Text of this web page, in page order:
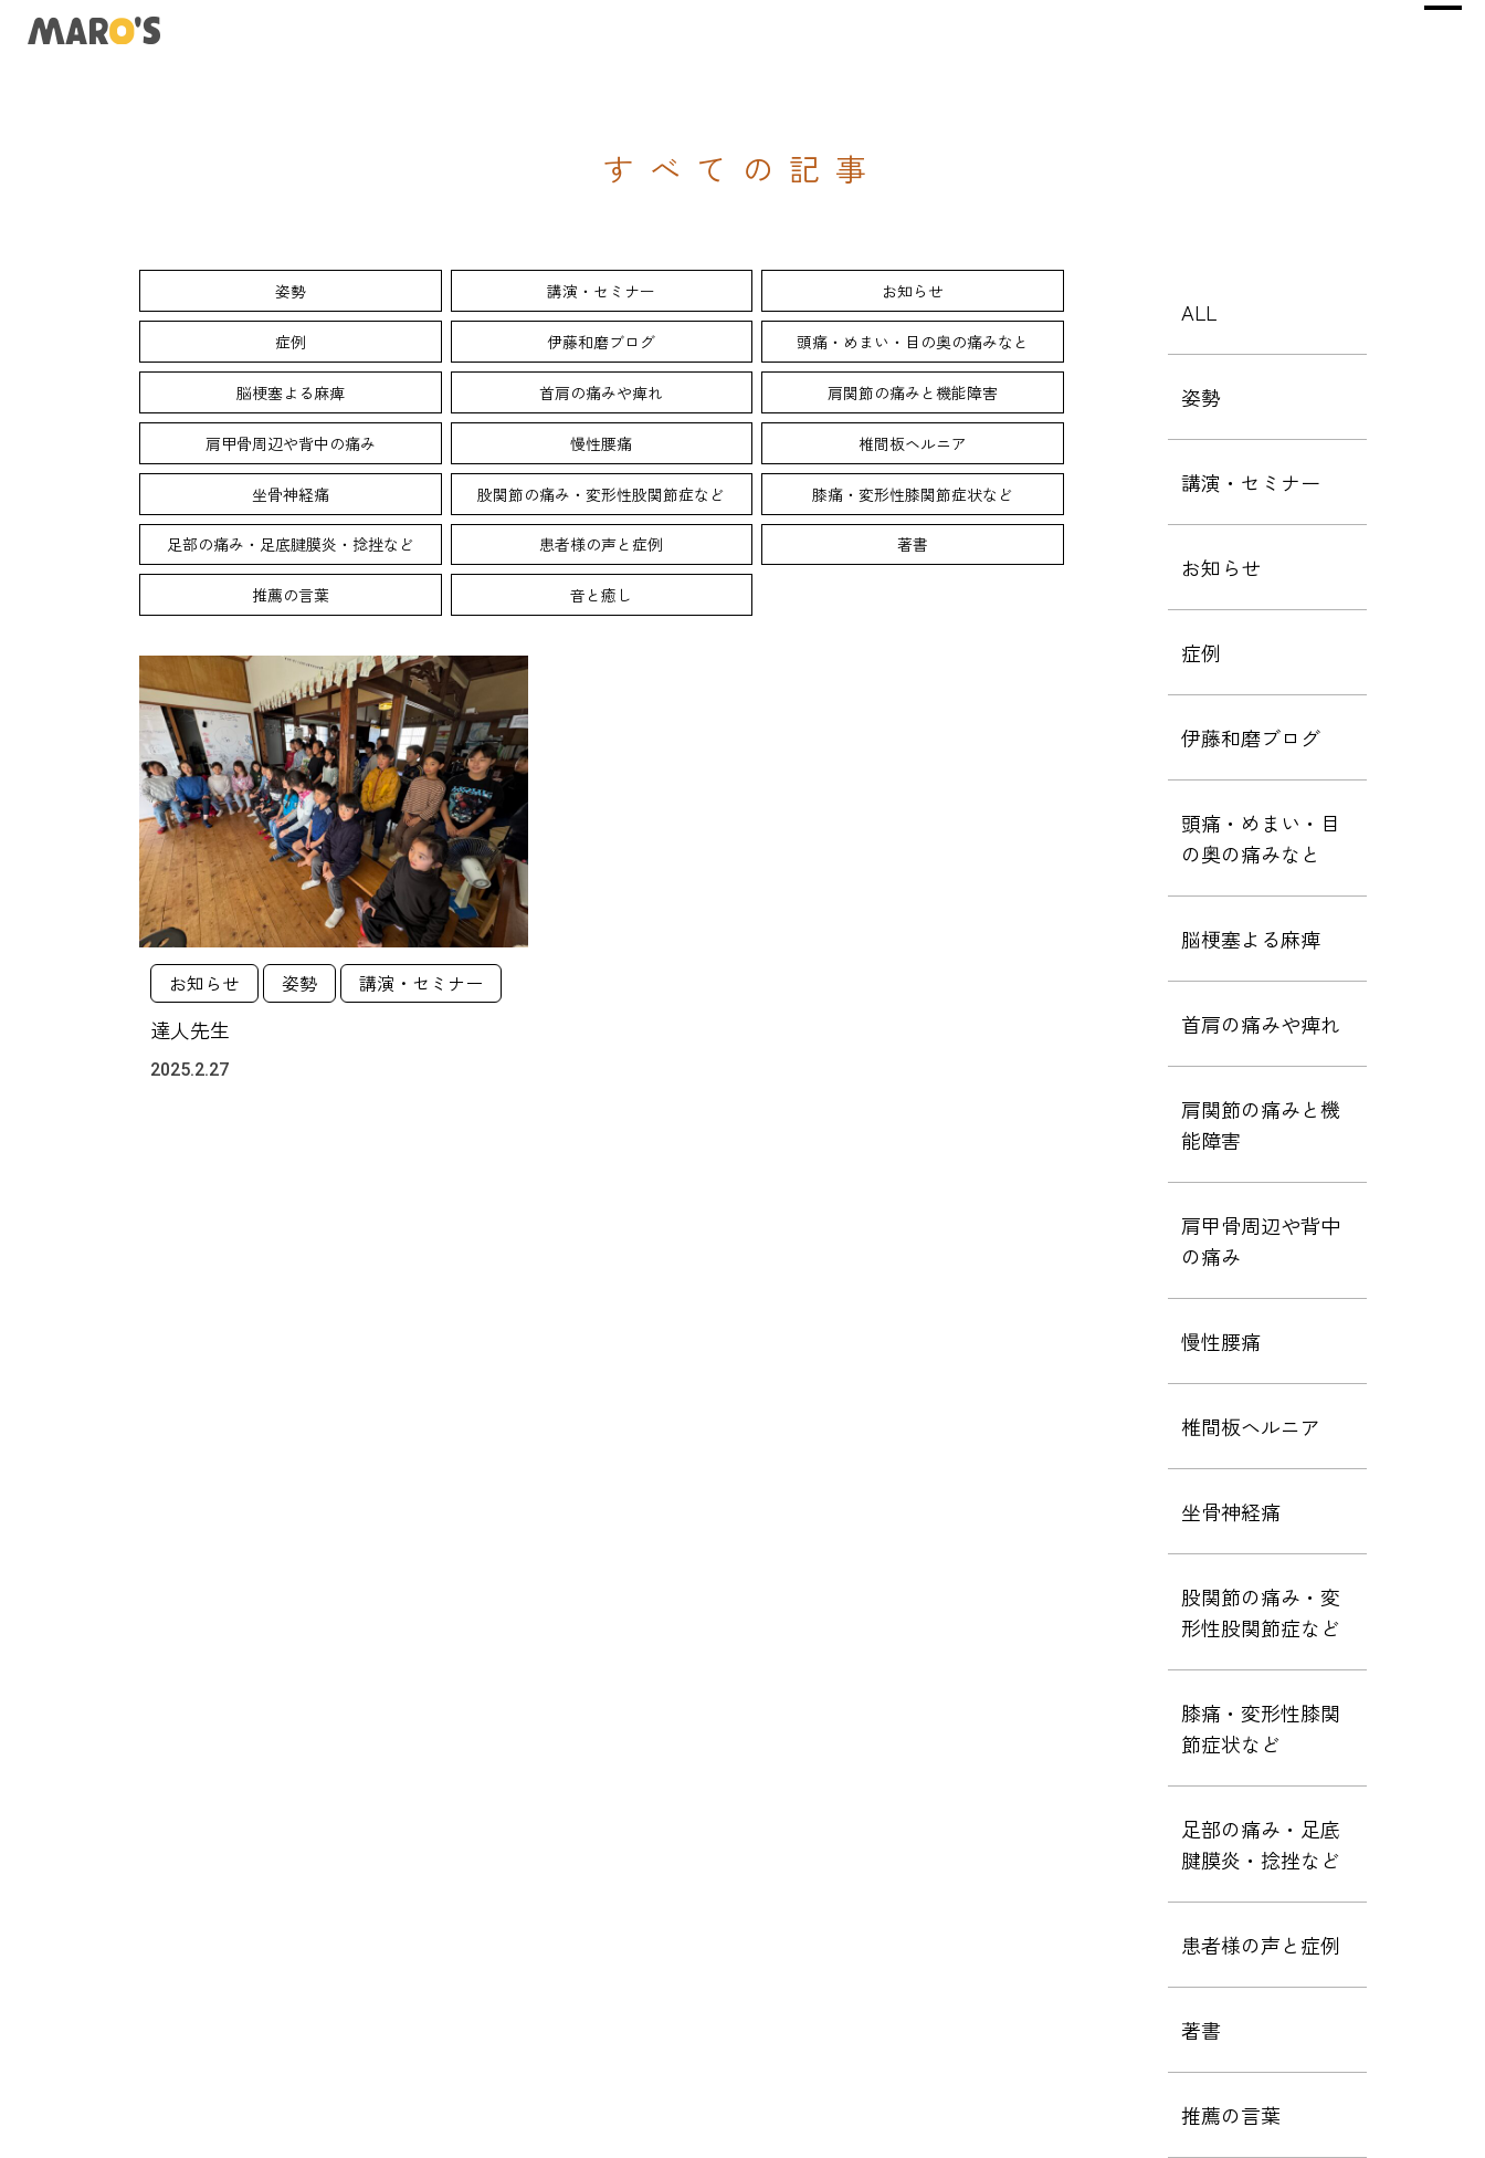
すべての記事
姿勢 講演・セミナー お知らせ
症例 伊藤和磨ブログ 頭痛・めまい・目の奥の痛みなと
脳梗塞よる麻痺 首肩の痛みや痺れ 肩関節の痛みと機能障害
肩甲骨周辺や背中の痛み 慢性腰痛 椎間板ヘルニア
坐骨神経痛 股関節の痛み・変形性股関節症など 膝痛・変形性膝関節症状など
足部の痛み・足底腱膜炎・捻挫など 患者様の声と症例 著書
推薦の言葉 音と癒し
お知らせ 姿勢 講演・セミナー
達人先生
2025.2.27
ALL
姿勢
講演・セミナー
お知らせ
症例
伊藤和磨ブログ
頭痛・めまい・目
の奥の痛みなと
脳梗塞よる麻痺
首肩の痛みや痺れ
肩関節の痛みと機
能障害
肩甲骨周辺や背中
の痛み
慢性腰痛
椎間板ヘルニア
坐骨神経痛
股関節の痛み・変
形性股関節症など
膝痛・変形性膝関
節症状など
足部の痛み・足底
腱膜炎・捻挫など
患者様の声と症例
著書
推薦の言葉